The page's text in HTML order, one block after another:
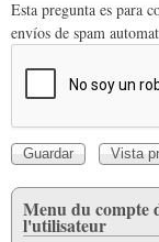
Esta pregunta es para
envíos de spam
Menu du compte
l'utilisateur